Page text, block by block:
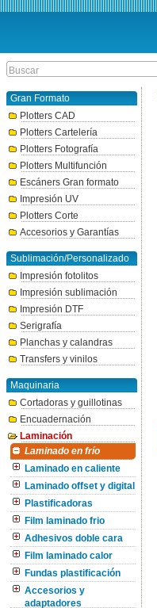
Gran Formato
Plotters CAD
Plotters Cartelería
Plotters Fotografía
Plotters Multifunción
Escáners Gran formato
Impresión UV
Plotters Corte
Accesorios y Garantías
Sublimación/Personalizado
Impresión fotolitos
Impresión sublimación
Impresión DTF
Serigrafía
Planchas y calandras
Transfers y vinilos
Maquinaria
Cortadoras y guillotinas
Encuadernación
Laminación
Laminado en frío
Laminado en caliente
Laminado offset y digital
Plastificadoras
Film laminado frio
Adhesivos doble cara
Film laminado calor
Fundas plastificación
Accesorios y
adaptadores